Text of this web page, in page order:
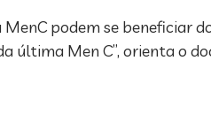
podem se beneficiar
última Men C”, orienta o